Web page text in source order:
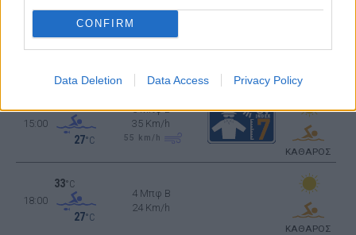
CONFIRM
Data Deletion Data Access Privacy Policy
12:00
35 Km/h
ΚΑΘΑΡΟΣ
15:00
°C
27°C
5 Μπφ B
35 Km/h
55 km/h
ΚΑΘΑΡΟΣ
18:00
33°C
27°C
4 Μπφ B
24 Km/h
ΚΑΘΑΡΟΣ